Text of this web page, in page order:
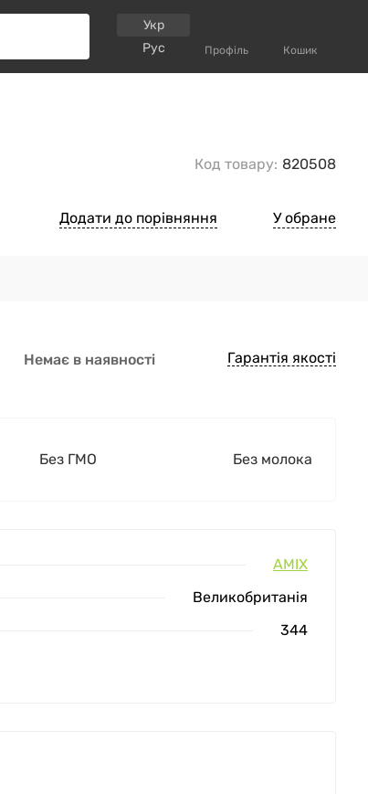
Укр
Рус
Профіль Кошик
Код товару: 820508
Додати до порівняння У обране
Немає в наявності Гарантія якості
Без ГМО Без молока
AMIX
Великобританія
344